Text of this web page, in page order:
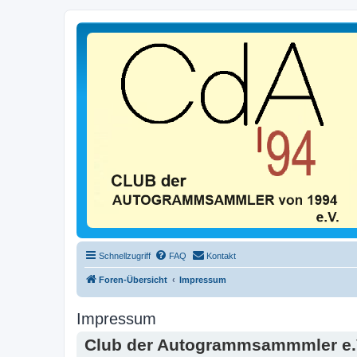
Schnellzugriff FAQ Kontakt
Foren-Übersicht Impressum
Impressum
Club der Autogrammsammmler